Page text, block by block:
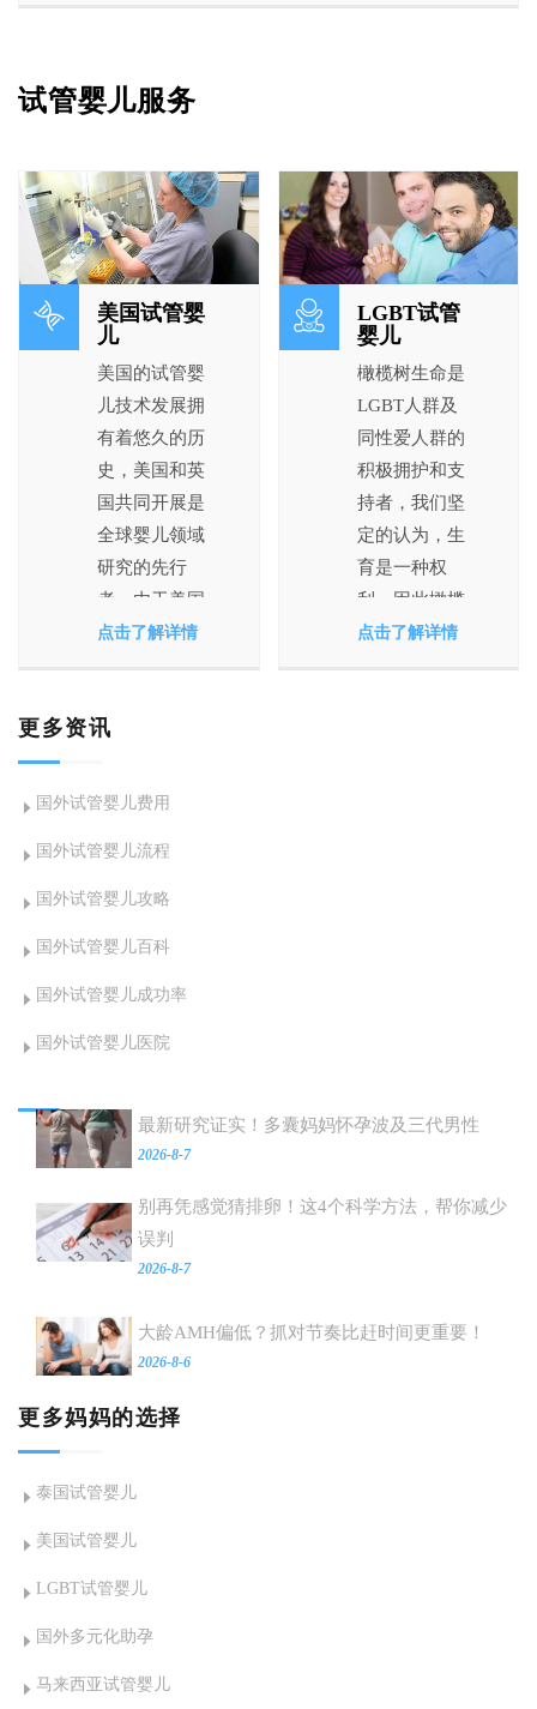
试管婴儿服务
美国试管婴
儿
美国的试管婴
儿技术发展拥
有着悠久的历
史，美国和英
国共同开展是
全球婴儿领域
研究的先行
者，由于美国
当时的法律伦
婴儿诞生于
日，相对于英
洲等国都晚很
多
点击了解详情
LGBT试管
婴儿
橄榄树生命是
LGBT人群及
同性爱人群的
积极拥护和支
持者，我们坚
定的认为，生
育是一种权
利，因此橄榄
树生命为
点击了解详情
更多资讯
国外试管婴儿费用
国外试管婴儿流程
国外试管婴儿攻略
国外试管婴儿百科
国外试管婴儿成功率
国外试管婴儿医院
最新研究证实！多囊妈妈怀孕波及三代男性
2026-8-7
别再凭感觉猜排卵！这4个科学方法，帮你减少
误判
2026-8-7
大龄AMH偏低？抓对节奏比赶时间更重要！
2026-8-6
更多妈妈的选择
泰国试管婴儿
美国试管婴儿
LGBT试管婴儿
国外多元化助孕
马来西亚试管婴儿